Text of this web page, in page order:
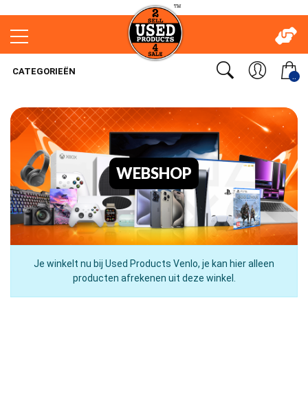
..
CATEGORIEËN
WEBSHOP
Je winkelt nu bij Used Products Venlo, je kan hier alleen
producten afrekenen uit deze winkel.